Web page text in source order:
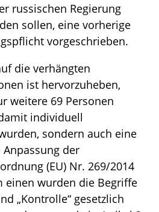
russischen Regierung
sollen, eine vorherige
vorgeschrieben.
die verhängten
ist hervorzuheben,
weitere 69 Personen
individuell
sondern auch eine
der
(EU) Nr. 269/2014
einen wurden die Begriffe
„Kontrolle“ gesetzlich